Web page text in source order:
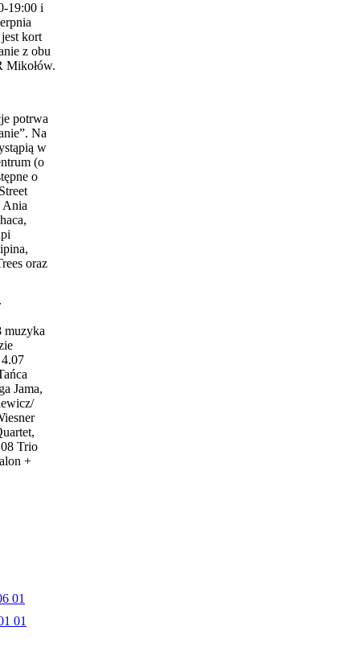
19:00 i
kort
z obu
Mikołów.
potrwa
Na
w
(o
o
Ania
oraz
muzyka
Jama,
Trio
+